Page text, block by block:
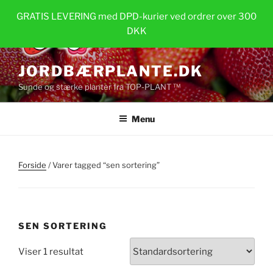
GRATIS LEVERING med DPD-kurier ved ordrer over 300
DKK
JORDBÆRPLANTE.DK
Sunde og stærke planter fra TOP-PLANT ™
Menu
Forside / Varer tagged “sen sortering”
SEN SORTERING
Viser 1 resultat